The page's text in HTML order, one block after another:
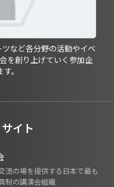
など各分野の活動やイベ
を創り上げていく参加企
。
イト
流の場を提供する日本で最も
制の講演会組織